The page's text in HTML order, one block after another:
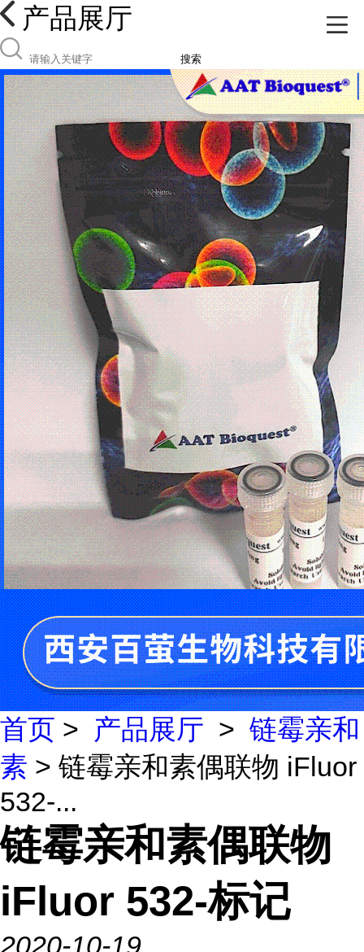
产品展厅
搜索
首页 > 产品展厅 > 链霉亲和
素 > 链霉亲和素偶联物 iFluor
532-...
链霉亲和素偶联物
iFluor 532-标记
2020-10-19